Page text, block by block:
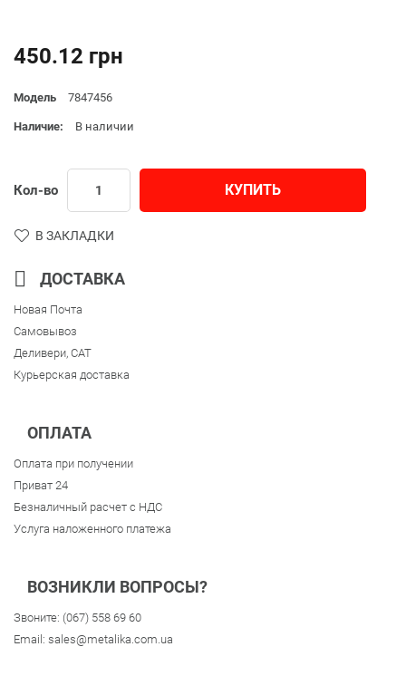
450.12 грн
Модель 7847456
Наличие: В наличии
Кол-во КУПИТЬ
В ЗАКЛАДКИ
ДОСТАВКА
Новая Почта
Самовывоз
Деливери, CAT
Курьерская доставка
ОПЛАТА
Оплата при получении
Приват 24
Безналичный расчет с НДС
Услуга наложенного платежа
ВОЗНИКЛИ ВОПРОСЫ?
Звоните: (067) 558 69 60
Email: sales@metalika.com.ua